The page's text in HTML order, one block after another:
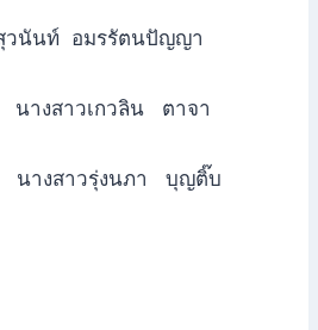
วนันท์ อมรรัตนปัญญา
นางสาวเกวลิน ตาจา
นางสาวรุ่งนภา บุญติ๊บ